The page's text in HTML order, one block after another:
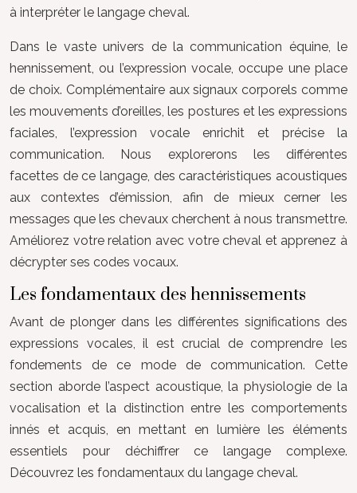
à interpréter le langage cheval.
Dans le vaste univers de la communication équine, le
hennissement, ou l’expression vocale, occupe une place
de choix. Complémentaire aux signaux corporels comme
les mouvements d’oreilles, les postures et les expressions
faciales, l’expression vocale enrichit et précise la
communication. Nous explorerons les différentes
facettes de ce langage, des caractéristiques acoustiques
aux contextes d’émission, afin de mieux cerner les
messages que les chevaux cherchent à nous transmettre.
Améliorez votre relation avec votre cheval et apprenez à
décrypter ses codes vocaux.
Les fondamentaux des hennissements
Avant de plonger dans les différentes significations des
expressions vocales, il est crucial de comprendre les
fondements de ce mode de communication. Cette
section aborde l’aspect acoustique, la physiologie de la
vocalisation et la distinction entre les comportements
innés et acquis, en mettant en lumière les éléments
essentiels pour déchiffrer ce langage complexe.
Découvrez les fondamentaux du langage cheval.